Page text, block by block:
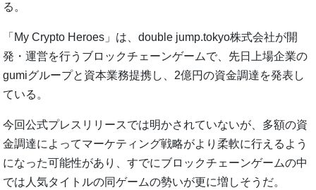
る。
「My Crypto Heroes」は、double jump.tokyo株式会社が開
発・運営を行うブロックチェーンゲームで、先日上場企業の
gumiグループと資本業務提携し、2億円の資金調達を発表し
ている。
今回公式プレスリリースでは明かされていないが、多額の資
金調達によってマーケティング戦略がより柔軟に行えるよう
になった可能性があり、すでにブロックチェーンゲームの中
では人気タイトルの同ゲームの勢いが更に増しそうだ。